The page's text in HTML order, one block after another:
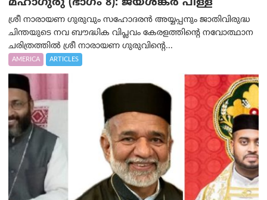
മഹാഗുരു (ഭാഗം 8): ജയശങ്കര്‍ പിള്ള
ശ്രീ നാരായണ ഗുരുവും സഹോദരൻ അയ്യപ്പനും ജാതിവിരുദ്ധ
ചിന്തയുടെ നവ ബൗദ്ധിക വിപ്ലവം കേരളത്തിന്റെ നവോത്ഥാന
ചരിത്രത്തിൽ ശ്രീ നാരായണ ഗുരുവിന്റെ...
AMERICA ARTICLES